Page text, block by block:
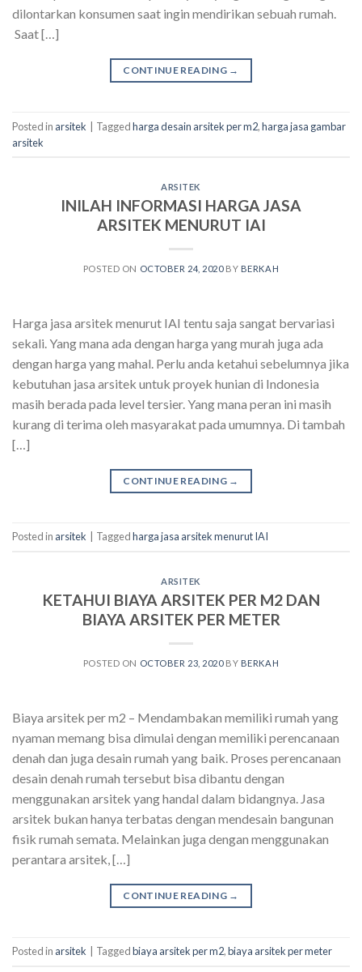
dilontarkan konsumen saat ingin mendirikan sebuah rumah.
Saat […]
CONTINUE READING →
Posted in arsitek Taggedharga desain arsitek per m2,harga jasa gambar
arsitek
ARSITEK
INILAH INFORMASI HARGA JASA
ARSITEK MENURUT IAI
POSTED ON OCTOBER 24, 2020 BY BERKAH
Harga jasa arsitek menurut IAI tentu saja sangat bervariasi
sekali. Yang mana ada dengan harga yang murah juga ada
dengan harga yang mahal. Perlu anda ketahui sebelumnya jika
kebutuhan jasa arsitek untuk proyek hunian di Indonesia
masih berada pada level tersier. Yang mana peran ini masih
kurang di terima oleh masyarakat pada umumnya. Di tambah
[…]
CONTINUE READING →
Posted in arsitek Taggedharga jasa arsitek menurut IAI
ARSITEK
KETAHUI BIAYA ARSITEK PER M2 DAN
BIAYA ARSITEK PER METER
POSTED ON OCTOBER 23, 2020 BY BERKAH
Biaya arsitek per m2 – Mendambakan memiliki rumah yang
nyaman memang bisa dimulai dengan memiliki perencanaan
denah dan juga desain rumah yang baik. Proses perencanaan
desain denah rumah tersebut bisa dibantu dengan
menggunakan arsitek yang handal dalam bidangnya. Jasa
arsitek bukan hanya terbatas dengan mendesain bangunan
fisik rumah semata. Melainkan juga dengan menggunakan
perantara arsitek, […]
CONTINUE READING →
Posted in arsitek Taggedbiaya arsitek per m2,biaya arsitek per meter